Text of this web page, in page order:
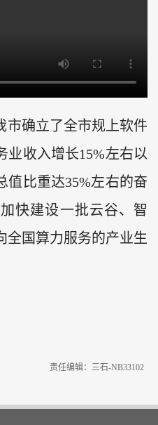
市确立了全市规上软件
业收入增长15%左右以
值比重达35%左右的奋
快建设一批云谷、智
全国算力服务的产业生
责任编辑：三石-NB33102